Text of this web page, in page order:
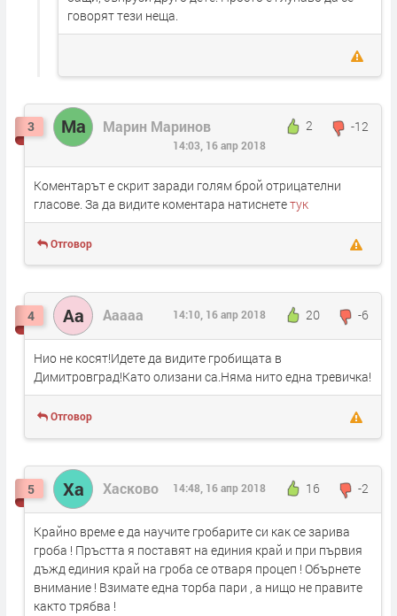
говорят тези неща.
3 Ма Марин Маринов 2 -12
14:03, 16 апр 2018
Коментарът е скрит заради голям брой отрицателни
гласове. За да видите коментара натиснететук
Отговор
4 Аа Ааааа 20 -6
14:10, 16 апр 2018
Нио не косят!Идете да видите гробищата в
Димитровград!Като олизани са.Няма нито една тревичка!
Отговор
5 Ха Хасково 16 -2
14:48, 16 апр 2018
Крайно време е да научите гробарите си как се зарива
гроба ! Пръстта я поставят на единия край и при първия
дъжд единия край на гроба се отваря процеп ! Обърнете
внимание ! Взимате една торба пари , а нищо не правите
както трябва !